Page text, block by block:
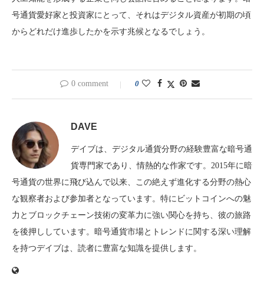
号通貨愛好家と投資家にとって、それはデジタル資産が初期の頃
からどれだけ進歩したかを示す兆候となるでしょう。
0 comment 0
DAVE
デイブは、デジタル通貨分野の経験豊富な暗号通
貨専門家であり、情熱的な作家です。2015年に暗
号通貨の世界に飛び込んで以来、この絶えず進化する分野の熱心
な観察者および参加者となっています。特にビットコインへの魅
力とブロックチェーン技術の変革力に強い関心を持ち、彼の旅路
を後押ししています。暗号通貨市場とトレンドに関する深い理解
を持つデイブは、読者に豊富な知識を提供します。